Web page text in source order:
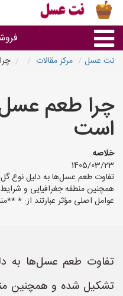
نت عسل مرکز مقالات
چرا طعم
است
خلاصه
1405/03/23
تفاوت طعم عسل‌ها به دلیل نوع
همچنین منطقه جغرافیایی و
عوامل اصلی مؤثر عبارتند از: *
تفاوت طعم عسل‌ها به
تشکیل شده و همچنین